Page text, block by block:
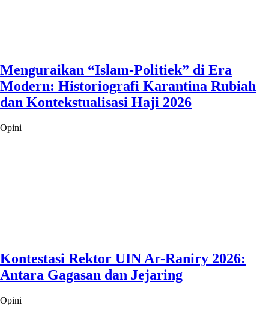
Menguraikan “Islam-Politiek” di Era
Modern: Historiografi Karantina Rubiah
dan Kontekstualisasi Haji 2026
Opini
Kontestasi Rektor UIN Ar-Raniry 2026:
Antara Gagasan dan Jejaring
Opini